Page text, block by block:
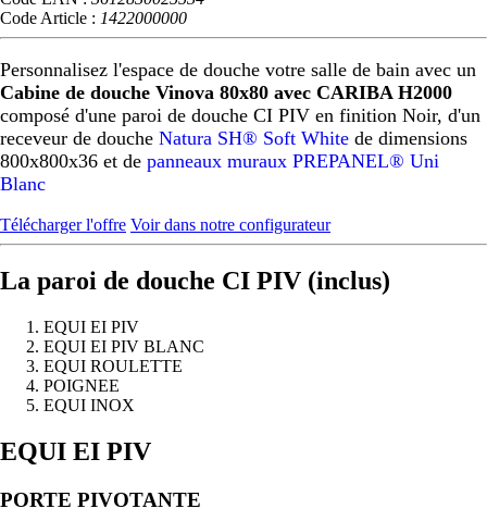
Code Article : 1422000000
Personnalisez l'espace de douche votre salle de bain avec un
Cabine de douche Vinova 80x80 avec CARIBA H2000
composé d'une paroi de douche CI PIV en finition Noir, d'un
receveur de douche Natura SH® Soft White de dimensions
800x800x36 et de panneaux muraux PREPANEL® Uni
Blanc
Télécharger l'offre Voir dans notre configurateur
La paroi de douche CI PIV (inclus)
EQUI EI PIV
EQUI EI PIV BLANC
EQUI ROULETTE
POIGNEE
EQUI INOX
Précédent
Suivant
EQUI EI PIV
PORTE PIVOTANTE